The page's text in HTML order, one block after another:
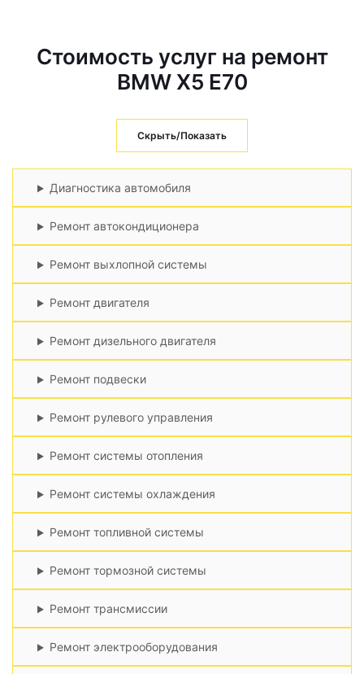
Стоимость услуг на ремонт
BMW X5 E70
Скрыть/Показать
Диагностика автомобиля
Ремонт автокондиционера
Ремонт выхлопной системы
Ремонт двигателя
Ремонт дизельного двигателя
Ремонт подвески
Ремонт рулевого управления
Ремонт системы отопления
Ремонт системы охлаждения
Ремонт топливной системы
Ремонт тормозной системы
Ремонт трансмиссии
Ремонт электрооборудования